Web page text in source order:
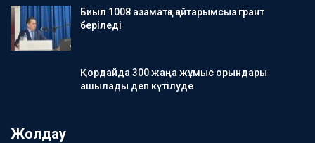
Биыл 1008 азаматқа қайтарымсыз грант
беріледі
Қордайда 300 жаңа жұмыс орындары
ашылады деп күтілуде
Жолдау